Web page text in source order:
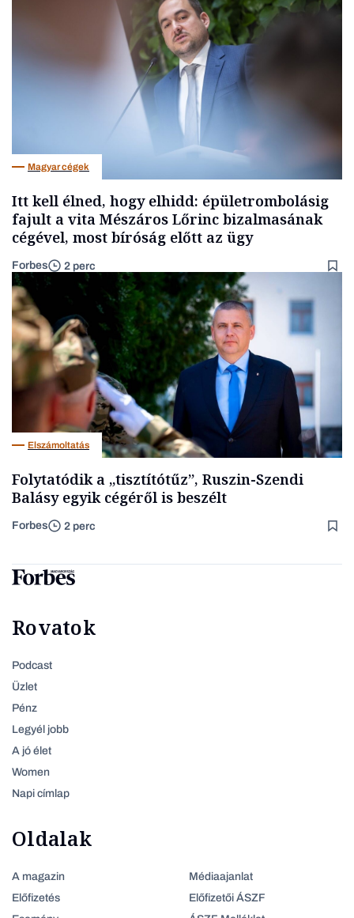
Magyar cégek
Itt kell élned, hogy elhidd: épületrombolásig
fajult a vita Mészáros Lőrinc bizalmasának
cégével, most bíróság előtt az ügy
Forbes 2 perc
Elszámoltatás
Folytatódik a „tisztítótűz”, Ruszin-Szendi
Balásy egyik cégéről is beszélt
Forbes 2 perc
Rovatok
Podcast
Üzlet
Pénz
Legyél jobb
A jó élet
Women
Napi címlap
Oldalak
A magazin
Előfizetés
Médiaajanlat
Előfizetői ÁSZF